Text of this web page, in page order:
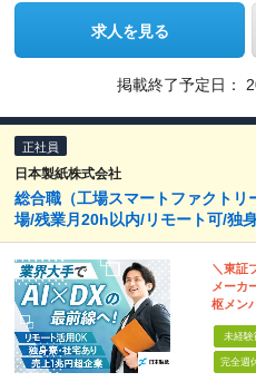
求人を見る
掲載終了予定日：
正社員
日本製紙株式会社
総合職（工場スマートファクトリ
場/残業月20h以内/リモート可/独
＼東証
メーカ
枢メン
未経験
完全週